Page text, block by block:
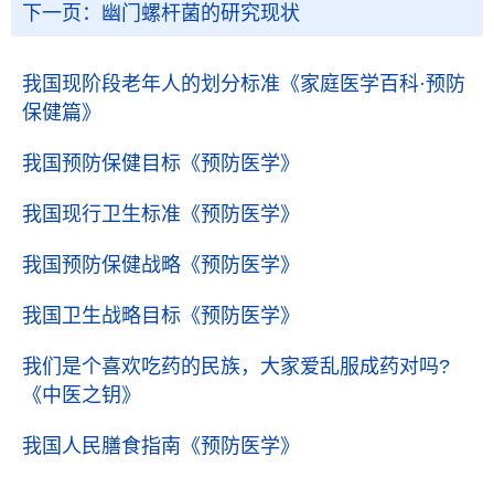
下一页： 幽门螺杆菌的研究现状
我国现阶段老年人的划分标准 《家庭医学百科·预防
保健篇》
我国预防保健目标 《预防医学》
我国现行卫生标准 《预防医学》
我国预防保健战略 《预防医学》
我国卫生战略目标 《预防医学》
我们是个喜欢吃药的民族，大家爱乱服成药对吗?
《中医之钥》
我国人民膳食指南 《预防医学》